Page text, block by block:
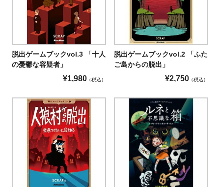
脱出ゲームブックvol.3 「十人
の憂鬱な容疑者」
¥1,980 税込
脱出ゲームブックvol.2 「ふた
ご島からの脱出」
¥2,750 税込